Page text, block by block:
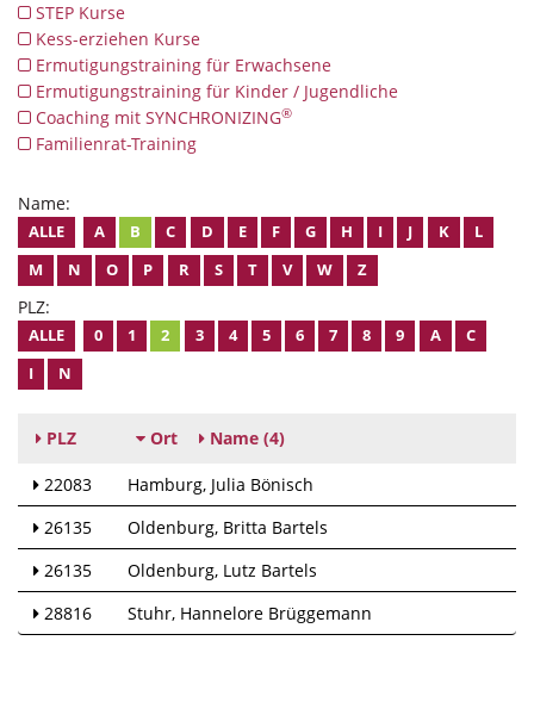
STEP Kurse
Kess-erziehen Kurse
Ermutigungstraining für Erwachsene
Ermutigungstraining für Kinder / Jugendliche
Coaching mit SYNCHRONIZING®
Familienrat-Training
Name:
ALLE A B C D E F G H I J K
L
M
N O P R S T V W Z
PLZ:
ALLE 0 1 2 3 4 5 6 7 8 9 A
C
I
N
PLZ Ort Name (4)
22083 Hamburg Julia Bönisch
26135
Oldenburg Britta Bartels
26135
Oldenburg Lutz Bartels
28816
Stuhr Hannelore Brüggemann